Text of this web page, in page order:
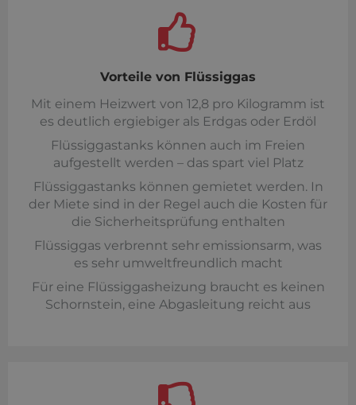
Vorteile von Flüssiggas
Mit einem Heizwert von 12,8 pro Kilogramm ist
es deutlich ergiebiger als Erdgas oder Erdöl
Flüssiggastanks können auch im Freien
aufgestellt werden – das spart viel Platz
Flüssiggastanks können gemietet werden. In
der Miete sind in der Regel auch die Kosten für
die Sicherheitsprüfung enthalten
Flüssiggas verbrennt sehr emissionsarm, was
es sehr umweltfreundlich macht
Für eine Flüssiggasheizung braucht es keinen
Schornstein, eine Abgasleitung reicht aus